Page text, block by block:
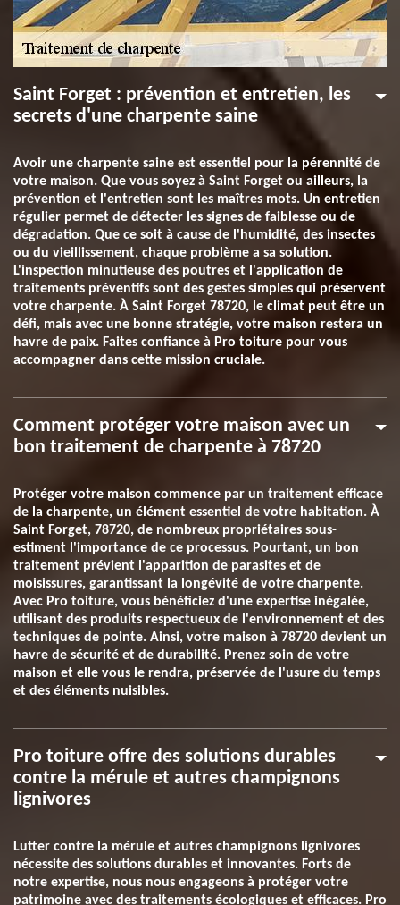
Saint Forget : prévention et entretien, les
secrets d'une charpente saine
Avoir une charpente saine est essentiel pour la pérennité de
votre maison. Que vous soyez à Saint Forget ou ailleurs, la
prévention et l'entretien sont les maîtres mots. Un entretien
régulier permet de détecter les signes de faiblesse ou de
dégradation. Que ce soit à cause de l'humidité, des insectes
ou du vieillissement, chaque problème a sa solution.
L'inspection minutieuse des poutres et l'application de
traitements préventifs sont des gestes simples qui préservent
votre charpente. À Saint Forget 78720, le climat peut être un
défi, mais avec une bonne stratégie, votre maison restera un
havre de paix. Faites confiance à Pro toiture pour vous
accompagner dans cette mission cruciale.
Comment protéger votre maison avec un
bon traitement de charpente à 78720
Protéger votre maison commence par un traitement efficace
de la charpente, un élément essentiel de votre habitation. À
Saint Forget, 78720, de nombreux propriétaires sous-
estiment l'importance de ce processus. Pourtant, un bon
traitement prévient l'apparition de parasites et de
moisissures, garantissant la longévité de votre charpente.
Avec Pro toiture, vous bénéficiez d'une expertise inégalée,
utilisant des produits respectueux de l'environnement et des
techniques de pointe. Ainsi, votre maison à 78720 devient un
havre de sécurité et de durabilité. Prenez soin de votre
maison et elle vous le rendra, préservée de l'usure du temps
et des éléments nuisibles.
Pro toiture offre des solutions durables
contre la mérule et autres champignons
lignivores
Lutter contre la mérule et autres champignons lignivores
nécessite des solutions durables et innovantes. Forts de
notre expertise, nous nous engageons à protéger votre
patrimoine avec des traitements écologiques et efficaces. Pro